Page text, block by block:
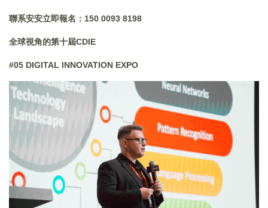
聯系安安立即報名： 150 0093 8198
全球視角的第十屆CDIE
#05 DIGITAL INNOVATION EXPO